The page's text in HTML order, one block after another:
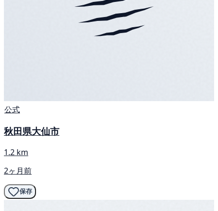
公式
秋田県大仙市
1.2 km
2ヶ月前
保存